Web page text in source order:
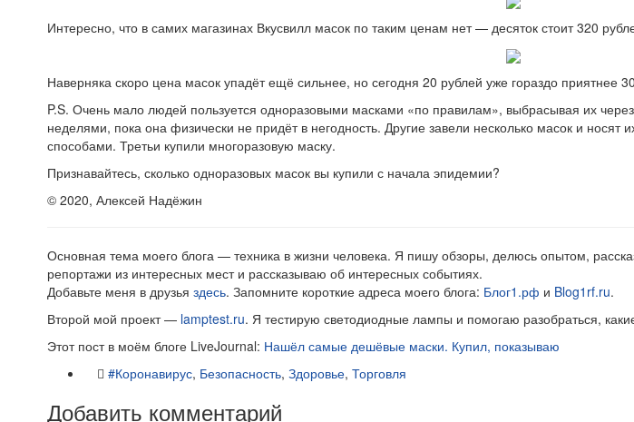
Интересно, что в самих магазинах Вкусвилл масок по таким ценам нет — десяток стоит 320
Наверняка скоро цена масок упадёт ещё сильнее, но сегодня 20 рублей уже гораздо приятнее
P.S. Очень мало людей пользуется одноразовыми масками «по правилам», выбрасывая их
неделями, пока она физически не придёт в негодность. Другие завели несколько масок и
способами. Третьи купили многоразовую маску.
Признавайтесь, сколько одноразовых масок вы купили с начала эпидемии?
© 2020, Алексей Надёжин
Основная тема моего блога — техника в жизни человека. Я пишу обзоры, делюсь опытом,
репортажи из интересных мест и рассказываю об интересных событиях.
Добавьте меня в друзья здесь. Запомните короткие адреса моего блога: Блог1.рф и Blog1rf.ru.
Второй мой проект — lamptest.ru. Я тестирую светодиодные лампы и помогаю разобраться,
Этот пост в моём блоге LiveJournal: Нашёл самые дешёвые маски. Купил, показываю
#Коронавирус, Безопасность, Здоровье, Торговля
Добавить комментарий